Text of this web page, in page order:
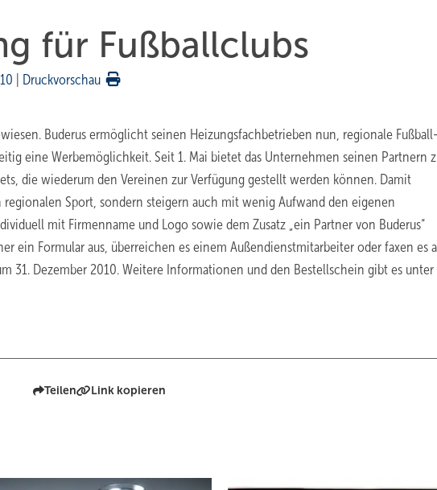
für Fußballclubs
Druckvorschau
Buderus ermöglicht seinen Heizungsfachbetrieben nun, regionale Fußball-
eine Werbemöglichkeit. Seit 1. Mai bietet das Unternehmen seinen Partnern
die wiederum den Vereinen zur Verfügung gestellt werden können. Damit
Sport, sondern steigern auch mit wenig Aufwand den eigenen
mit Firmenname und Logo sowie dem Zusatz „ein Partner von Buderus“
ein Formular aus, überreichen es einem Außendienstmitarbeiter oder faxen es
31. Dezember 2010. Weitere Informationen und den Bestellschein gibt es unter
Teilen Link kopieren